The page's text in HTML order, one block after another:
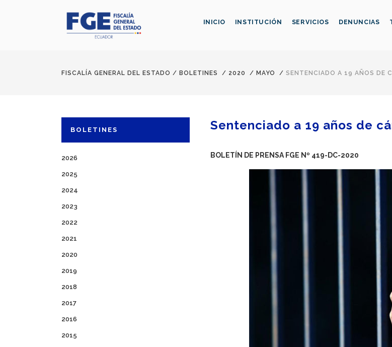
INICIO INSTITUCIÓN SERVICIOS DENUNCIAS
FISCALÍA GENERAL DEL ESTADO / BOLETINES / 2020 / MAYO / SENTENCIADO A 19 AÑOS DE
BOLETINES
2026
2025
2024
2023
2022
2021
2020
2019
2018
2017
2016
2015
Sentenciado a 19 años de
BOLETÍN DE PRENSA FGE Nº 419-DC-2020